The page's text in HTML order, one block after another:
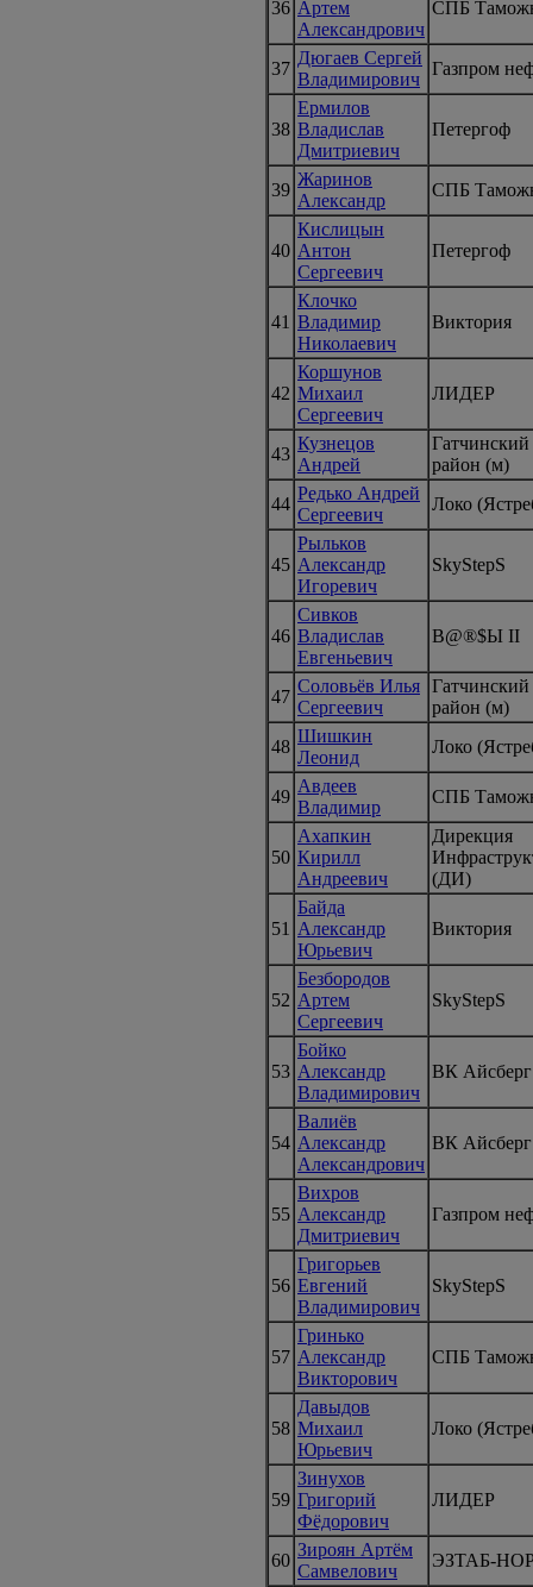
36 Артем
Александрович
СПБ
37
Дюгаев Сергей
Владимирович
Газпром
38
Ермилов
Владислав
Дмитриевич
Петергоф
39
Жаринов
Александр
СПБ
40
Кислицын
Антон
Сергеевич
Петергоф
41
Клочко
Владимир
Николаевич
Виктория
42
Коршунов
Михаил
Сергеевич
ЛИДЕР
43
Кузнецов
Андрей
Гатчинский
район (м)
44
Редько Андрей
Сергеевич
Локо
45
Рыльков
Александр
Игоревич
SkyStepS
46
Сивков
Владислав
Евгеньевич
B@®$Ы II
47
Соловьёв Илья
Сергеевич
Гатчинский
район (м)
48
Шишкин
Леонид
Локо
49
Авдеев
Владимир
СПБ
50
Ахапкин
Кирилл
Андреевич
Дирекция
(ДИ)
51
Байда
Александр
Юрьевич
Виктория
52
Безбородов
Артем
Сергеевич
SkyStepS
53
Бойко
Александр
Владимирович
ВК Айсберг
54
Валиёв
Александр
Александрович
ВК Айсберг
55
Вихров
Александр
Дмитриевич
Газпром
56
Григорьев
Евгений
Владимирович
SkyStepS
57
Гринько
Александр
Викторович
СПБ
58
Давыдов
Михаил
Юрьевич
Локо
59
Зинухов
Григорий
Фёдорович
ЛИДЕР
60
Зироян Артём
Самвелович
ЭЗТАБ-